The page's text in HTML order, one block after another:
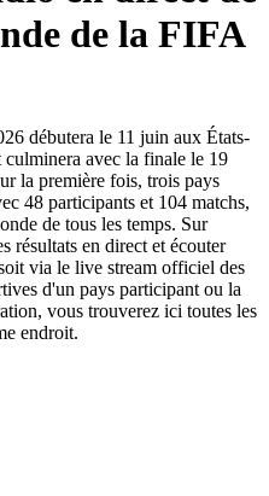
de la FIFA
débutera le 11 juin aux États-
avec la finale le 19
la première fois, trois pays
48 participants et 104 matchs,
de tous les temps. Sur
résultats en direct et écouter
via le live stream officiel des
d'un pays participant ou la
vous trouverez ici toutes les
endroit.